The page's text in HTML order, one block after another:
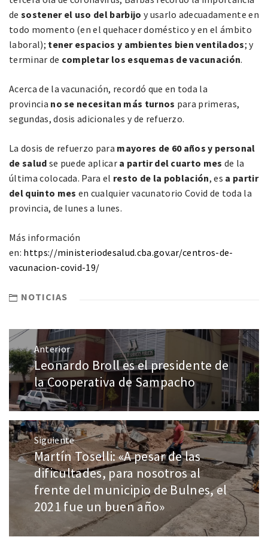
de sostener el uso del barbijo y usarlo adecuadamente en
todo momento (en el quehacer doméstico y en el ámbito
laboral); tener espacios y ambientes bien ventilados; y
terminar de completar los esquemas de vacunación.
Acerca de la vacunación, recordó que en toda la
provincia no se necesitan más turnos para primeras,
segundas, dosis adicionales y de refuerzo.
La dosis de refuerzo para mayores de 60 años y personal
de salud se puede aplicar a partir del cuarto mes de la
última colocada. Para el resto de la población, es a partir
del quinto mes en cualquier vacunatorio Covid de toda la
provincia, de lunes a lunes.
Más información
en: https://ministeriodesalud.cba.gov.ar/centros-de-
vacunacion-covid-19/
NOTICIAS
Anterior
Leonardo Broll es el presidente de
la Cooperativa de Sampacho
Siguiente
Martín Toselli: «A pesar de las
dificultades, para nosotros al
frente del municipio de Bulnes, el
2021 fue un buen año»